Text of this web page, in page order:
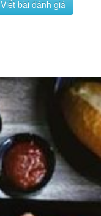
Viết bài đánh giá